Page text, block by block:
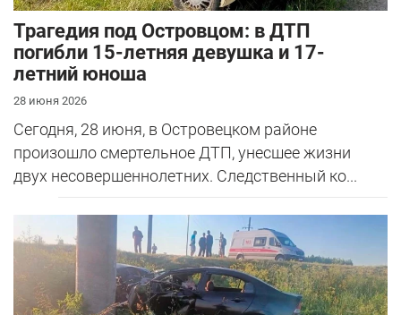
Трагедия под Островцом: в ДТП
погибли 15-летняя девушка и 17-
летний юноша
28 июня 2026
Сегодня, 28 июня, в Островецком районе
произошло смертельное ДТП, унесшее жизни
двух несовершеннолетних. Следственный ко...